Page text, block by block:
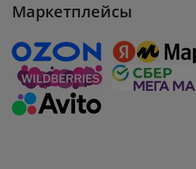
Маркетплейсы